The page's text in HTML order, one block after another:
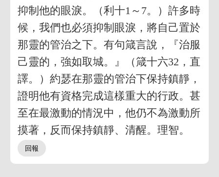
抑制他的眼淚。（利十1～7。）許多時
候，我們也必須抑制眼淚，將自己置於
那靈的管治之下。有句箴言說，『治服
己靈的，強如取城。』（箴十六32，直
譯。）約瑟在那靈的管治下保持鎮靜，
證明他有資格完成這樣重大的行政。甚
至在最激動的情況中，他仍不為激動所
摸著，反而保持鎮靜、清醒。理智。